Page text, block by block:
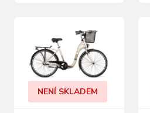
Vícekolečko: Shimano
MF-TZ500 6 speed
14-28T Převodník:
Prowheel, 38T Brzdy:
Alloy V-brake Ráfky:
CTM 559X20, 36H,
silver Pláště: 26x1,5"
NENÍ SKLADEM